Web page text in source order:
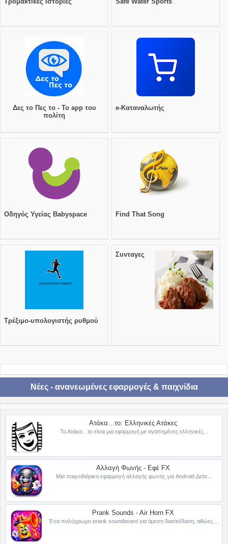
Δες το Πες το - Το app του
πολίτη
e-Καταναλωτής
Οδηγός Υγείας Babyspace Find That Song
Τρέξιμο-υπολογιστής ρυθμού
Συνταγες
Νέες - ανανεωμένες εφαρμογές & παιχνίδια
Ατάκα…το: Ελληνικές Ατάκες
Το Ατάκα…το είναι μια εφαρμογή με αγαπημένες ελληνικές...
Αλλαγή Φωνής - Εφέ FX
Μια παιχνιδιάρικη εφαρμογή αλλαγής φωνής για Android.Δείτε...
Prank Sounds - Air Horn FX
Ένα πολύχρωμο prank soundboard για άμεση διασκέδαση, αθώες...